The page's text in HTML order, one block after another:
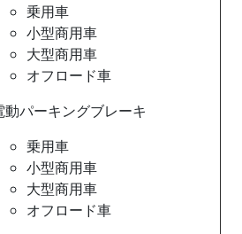
乗用車
小型商用車
大型商用車
オフロード車
動パーキングブレーキ
乗用車
小型商用車
大型商用車
オフロード車